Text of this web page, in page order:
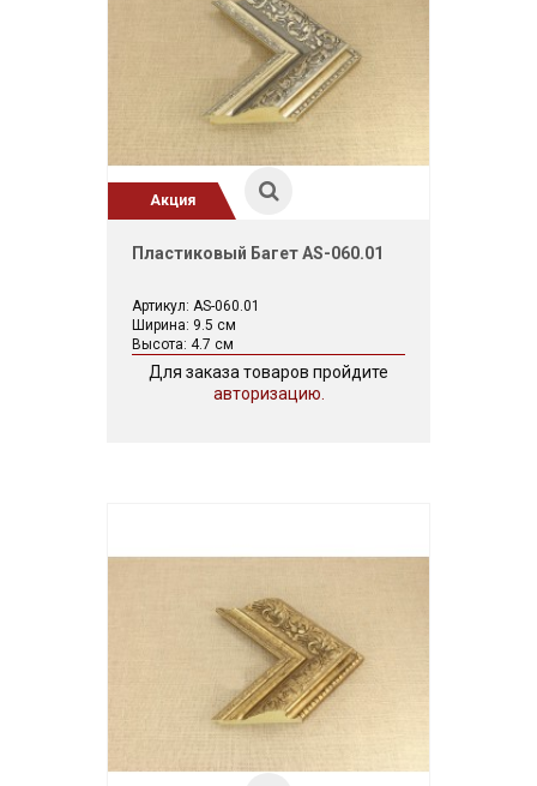
Акция
Пластиковый Багет AS-060.01
Артикул: AS-060.01
Ширина: 9.5 см
Высота: 4.7 см
Для заказа товаров пройдите
авторизацию.